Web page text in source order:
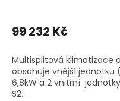
99 232 Kč
Multisplitová klimatizace
obsahuje vnější jednotku
6,8kW a 2 vnitřní
S2...